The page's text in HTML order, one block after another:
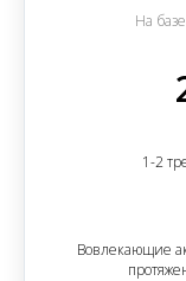
На
1-2
Вовлекающие